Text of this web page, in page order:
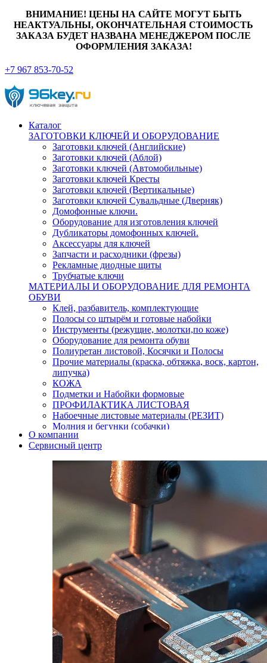
ВНИМАНИЕ! ЦЕНЫ НА САЙТЕ МОГУТ БЫТЬ
НЕАКТУАЛЬНЫ, ОКОНЧАТЕЛЬНАЯ СТОИМОСТЬ
ЗАКАЗА БУДЕТ НАЗВАНА МЕНЕДЖЕРОМ ПОСЛЕ
ОФОРМЛЕНИЯ ЗАКАЗА!
+7 967 853-70-52
Каталог
ЗАГОТОВКИ КЛЮЧЕЙ И ОБОРУДОВАНИЕ
Заготовки ключей (Английские)
Заготовки ключей (Аблой)
Заготовки ключей (Автомобильные)
Заготовки ключей Кресты
Заготовки ключей (Вертикальные)
Заготовки ключей Сувальдные (Дверняк)
Домофонные ключи.
Оборудование для изготовления ключей
Дубликаторы домофонных ключей.
Аксессуары для ключей
Запчасти и расходники (фрезы)
Рекламные диодные щиты
Трубчатые ключи
МАТЕРИАЛЫ И ОБОРУДОВАНИЕ ДЛЯ РЕМОНТА
ОБУВИ
Клей, разбавитель, комплектующие
Полосы со штырём и готовые набойки
Инструменты (режущие, молотки,по коже)
Оборудование для ремонта обуви
Полиуретан листовой, Косячки и Полосы
Прочие материалы (краска, обтяжка, воск, картон,
липучка)
КОЖА
Подметки и Набойки формовые
ПРОФИЛАКТИКА ЛИСТОВАЯ
Набоечные листовые материалы (РЕЗИТ)
Молния и бегунки (собачки)
Нитки,иглы-шило,крючки.
Уход и косметика для обуви
Кнопки (магнитые,кобурные)
Пряжки для ремня
О компании
Сервисный центр